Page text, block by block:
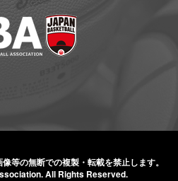
等の無断での複製・転載を禁止します。
All Rights Reserved.